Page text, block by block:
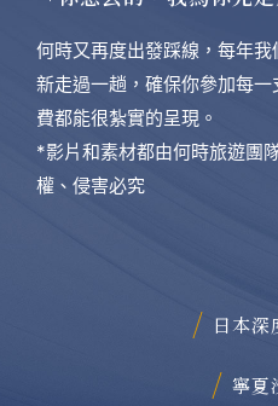
【年度企劃】何時旅
能毛孩夏日極限跑水節
影